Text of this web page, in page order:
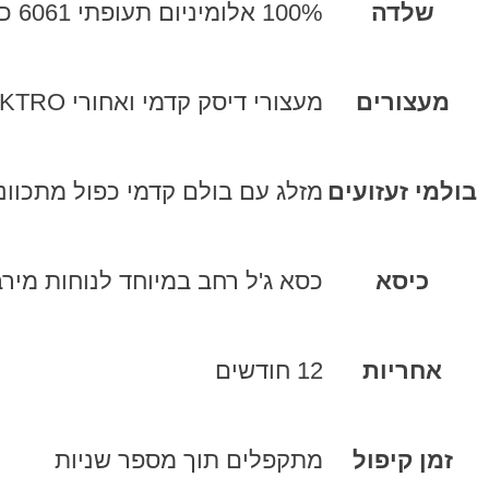
שלדה 100% אלומיניום תעופתי 6061 כולל המזלג והקידון
מעצורים מעצורי דיסק קדמי ואחורי TEKTRO, מעצורי דיסק קדמי ואחורי בטיחותיים TEKTRO
בולמי זעזועים מזלג עם בולם קדמי כפול
כיסא כסא ג'ל רחב במיוחד לנוחות
אחריות 12 חודשים
זמן קיפול מתקפלים תוך מספר שניות